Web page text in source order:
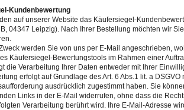
Kundenbewertung
auf unserer Website das Käufersiegel-
04347 Leipzig). Nach Ihrer Bestellung möchten wir
werden Sie von uns per E-Mail angeschrieben,
Käufersiegel-Bewertungstools im Rahmen einer
die Verarbeitung Ihrer Daten entweder mit Ihrer
erfolgt auf Grundlage des Art. 6 Abs.1 lit. a
ausdrücklich zugestimmt haben. Sie
Links in der E-Mail widerrufen, ohne dass die
Verarbeitung berührt wird. Ihre E-Mail-Adresse